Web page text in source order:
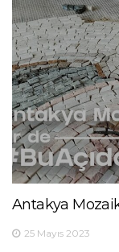
Antakya
25 Mayıs 2023